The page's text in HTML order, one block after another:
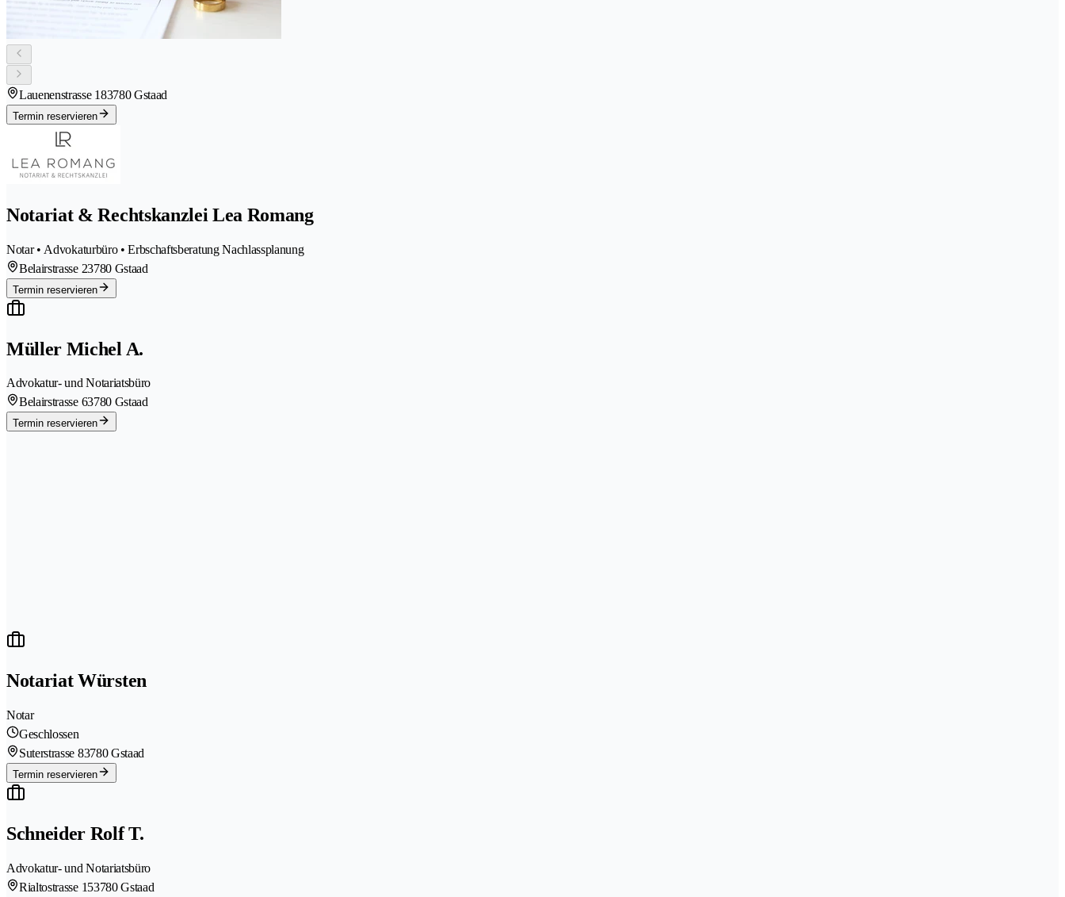
Lauenenstrasse 183780 Gstaad
Termin reservieren
Notariat & Rechtskanzlei Lea Romang
Notar • Advokaturbüro • Erbschaftsberatung Nachlassplanung
Belairstrasse 23780 Gstaad
Termin reservieren
Müller Michel A.
Advokatur- und Notariatsbüro
Belairstrasse 63780 Gstaad
Termin reservieren
Notariat Würsten
Notar
Geschlossen
Suterstrasse 83780 Gstaad
Termin reservieren
Schneider Rolf T.
Advokatur- und Notariatsbüro
Rialtostrasse 153780 Gstaad